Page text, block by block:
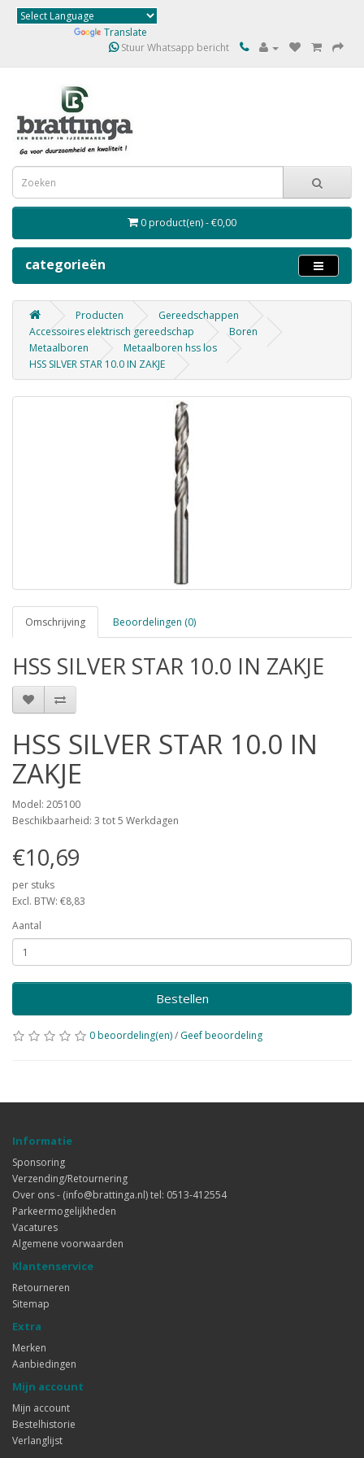
Translate
Stuur Whatsapp bericht
0 product(en) - €0,00
categorieën
Producten
Gereedschappen
Accessoires elektrisch gereedschap
Boren
Metaalboren
Metaalboren hss los
HSS SILVER STAR 10.0 IN ZAKJE
Omschrijving Beoordelingen (0)
HSS SILVER STAR 10.0 IN ZAKJE
HSS SILVER STAR 10.0 IN
ZAKJE
Model: 205100
Beschikbaarheid: 3 tot 5 Werkdagen
€10,69
per stuks
Excl. BTW: €8,83
Aantal
Bestellen
0 beoordeling(en)/ Geef beoordeling
Informatie
Sponsoring
Verzending/Retournering
Over ons - (info@brattinga.nl) tel: 0513-412554
Parkeermogelijkheden
Vacatures
Algemene voorwaarden
Klantenservice
Retourneren
Sitemap
Extra
Merken
Aanbiedingen
Mijn account
Mijn account
Bestelhistorie
Verlanglijst